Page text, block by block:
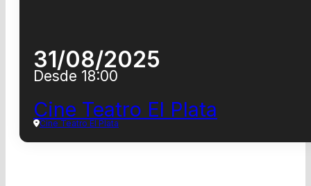
31/08/2025
Desde 18:00
Cine Teatro El Plata
Cine Teatro El Plata